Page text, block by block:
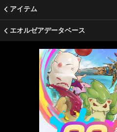
アイテム
エオルゼアデータベース